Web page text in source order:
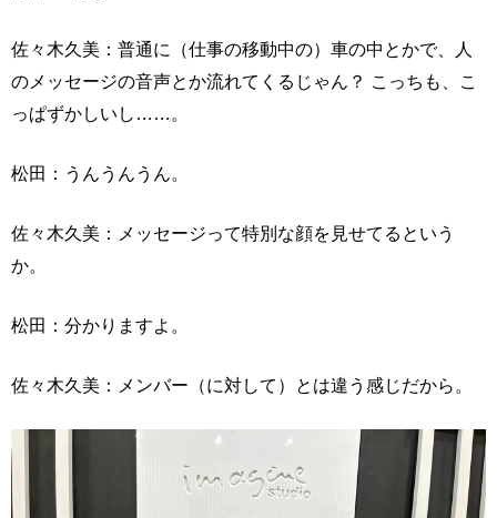
佐々木久美：普通に（仕事の移動中の）車の中とかで、人
のメッセージの音声とか流れてくるじゃん？ こっちも、こ
っぱずかしいし……。
松田：うんうんうん。
佐々木久美：メッセージって特別な顔を見せてるという
か。
松田：分かりますよ。
佐々木久美：メンバー（に対して）とは違う感じだから。